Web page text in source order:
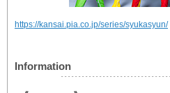
https://kansai.pia.co.jp/series/syukasyun/
Information